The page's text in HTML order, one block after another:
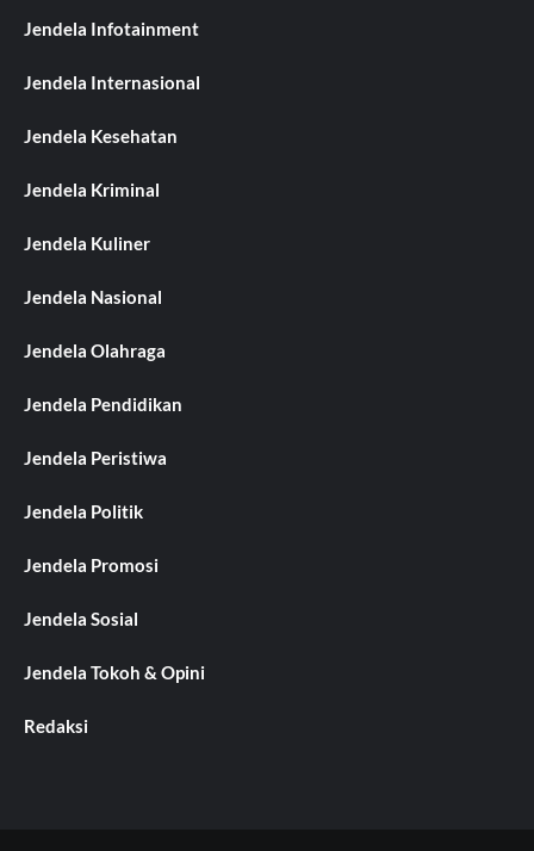
Jendela Infotainment
Jendela Internasional
Jendela Kesehatan
Jendela Kriminal
Jendela Kuliner
Jendela Nasional
Jendela Olahraga
Jendela Pendidikan
Jendela Peristiwa
Jendela Politik
Jendela Promosi
Jendela Sosial
Jendela Tokoh & Opini
Redaksi